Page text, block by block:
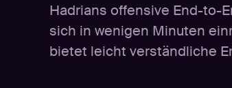
Hadrians offensive End-to-
sich in wenigen Minuten
bietet leicht verständliche